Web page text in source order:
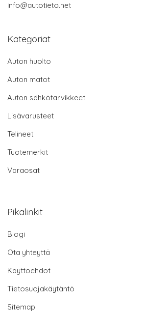
info@autotieto.net
Kategoriat
Auton huolto
Auton matot
Auton sähkötarvikkeet
Lisävarusteet
Telineet
Tuotemerkit
Varaosat
Pikalinkit
Blogi
Ota yhteyttä
Käyttöehdot
Tietosuojakäytäntö
Sitemap